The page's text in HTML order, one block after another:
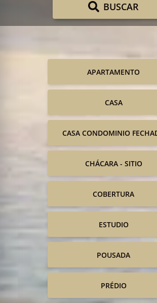
BUSCAR
APARTAMENTO
CASA
CASA CONDOMINIO
CHÁCARA - SITIO
COBERTURA
ESTUDIO
POUSADA
PRÉDIO